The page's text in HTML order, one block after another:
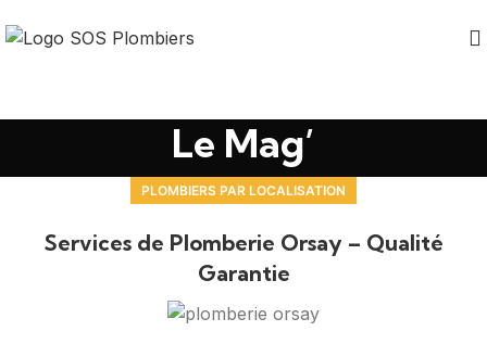
Le Mag’
PLOMBIERS PAR LOCALISATION
Services de Plomberie Orsay – Qualité
Garantie